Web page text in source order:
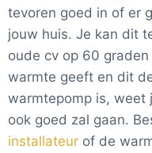
tevoren goed in of er
jouw huis. Je kan dit
oude cv op 60
warmte geeft en dit
warmtepomp is,
ook goed zal gaan.
installateur of de